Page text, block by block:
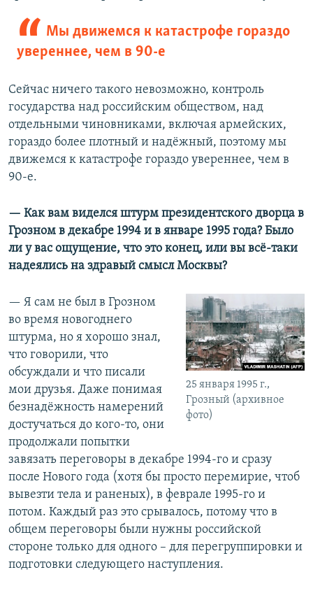
Мы движемся к катастрофе гораздо
увереннее, чем в 90-е
Сейчас ничего такого невозможно, контроль
государства над российским обществом, над
отдельными чиновниками, включая армейских,
гораздо более плотный и надёжный, поэтому мы
движемся к катастрофе гораздо увереннее, чем в
90-е.
— Как вам виделся штурм президентского дворца в
Грозном в декабре 1994 и в январе 1995 года? Было
ли у вас ощущение, что это конец, или вы всё-таки
надеялись на здравый смысл Москвы?
25 января 1995 г.,
Грозный (архивное
фото)
— Я сам не был в Грозном
во время новогоднего
штурма, но я хорошо знал,
что говорили, что
обсуждали и что писали
мои друзья. Даже понимая
безнадёжность намерений
достучаться до кого-то, они
продолжали попытки
завязать переговоры в декабре 1994-го и сразу
после Нового года (хотя бы просто перемирие, чтоб
вывезти тела и раненых), в феврале 1995-го и
потом. Каждый раз это срывалось, потому что в
общем переговоры были нужны российской
стороне только для одного – для перегруппировки и
подготовки следующего наступления.